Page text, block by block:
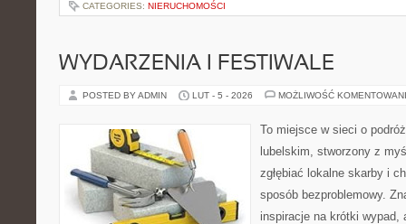
CATEGORIES: NIERUCHOMOŚCI
WYDARZENIA I FESTIWALE
POSTED BY ADMIN LUT - 5 - 2026 MOŻLIWOŚĆ
To miejsce w sieci o
lubelskim, stworzony z
zgłębiać lokalne skarby i
sposób bezproblemowy.
inspiracje na krótki wypad,